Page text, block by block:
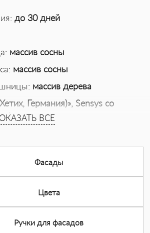
ВСЕ
до 30 дней
массив сосны
массив сосны
массив дерева
Германия)», Sensys со
для плавного
(Блюм, Австрия)», скрытые
plus BLUMOTION, с
демпфером для плавного,
Фасады
Цвета
Ручки для фасадов